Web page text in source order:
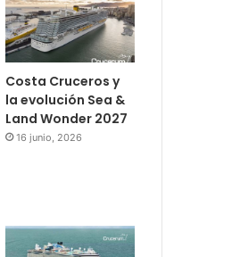
Costa Cruceros y
la evolución Sea &
Land Wonder 2027
16 junio, 2026